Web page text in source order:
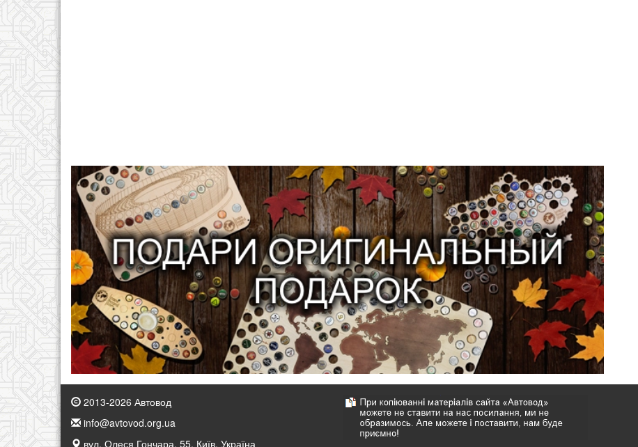
2013-2026 Автовод
info@avtovod.org.ua
вул. Олеся Гончара, 55, Київ, Україна